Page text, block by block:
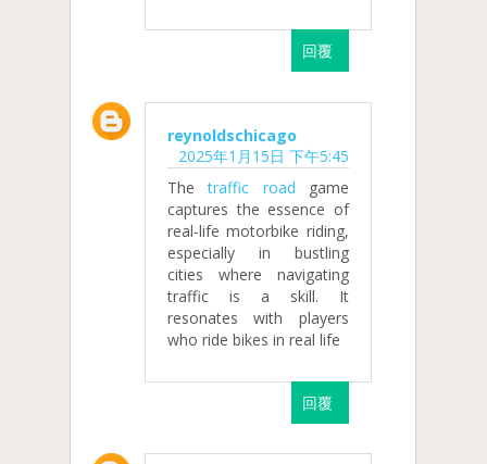
回覆
reynoldschicago
2025年1月15日 下午5:45
Thetraffic road game
captures the essence of
real-life motorbike riding,
especially in bustling
cities where navigating
traffic is a skill. It
resonates with players
who ride bikes in real life
回覆